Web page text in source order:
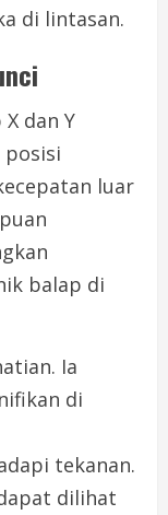
di lintasan.
dan Y
luar
balap di
Ia
di
tekanan.
dilihat